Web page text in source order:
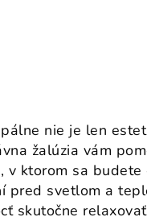
nie je len
žalúzia vám
v ktorom sa budete
pred svetlom a
skutočne